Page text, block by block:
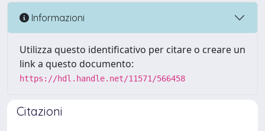
Informazioni
Utilizza questo identificativo per citare o creare un
link a questo documento:
https://hdl.handle.net/11571/566458
Citazioni